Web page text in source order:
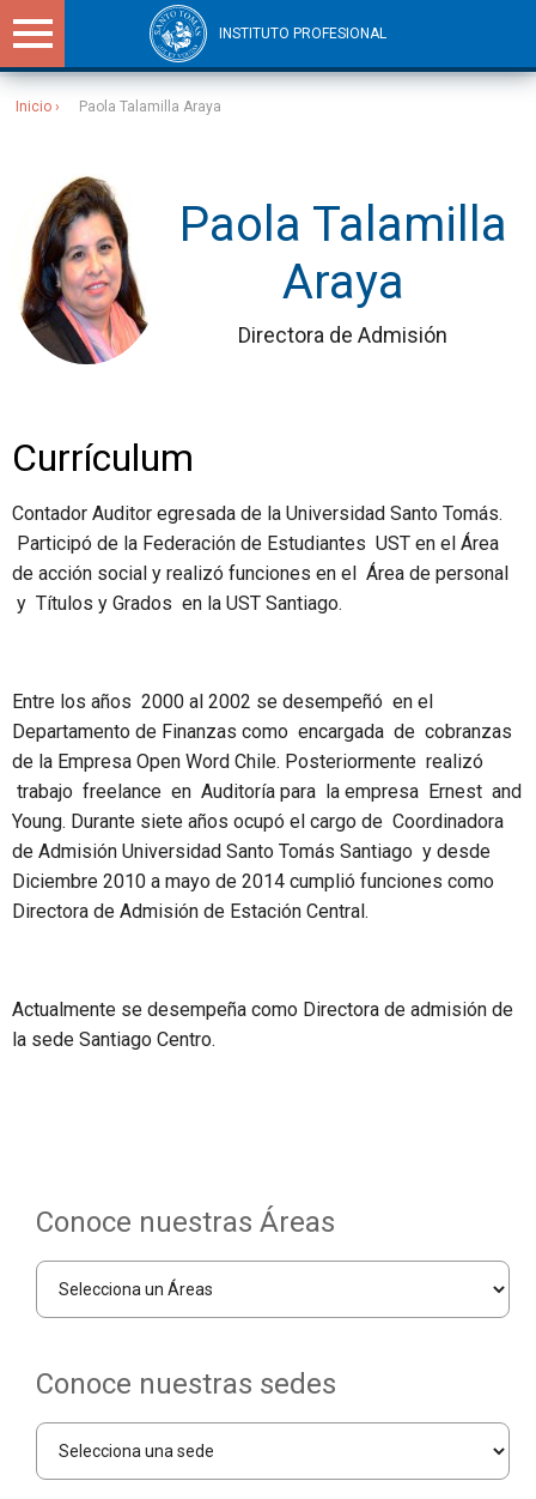
INSTITUTO PROFESIONAL
Inicio Paola Talamilla Araya
Paola Talamilla
Araya
Directora de Admisión
Currículum
Contador Auditor egresada de la Universidad Santo Tomás.
Participó de la Federación de Estudiantes UST en el Área
de acción social y realizó funciones en el Área de personal
y Títulos y Grados en la UST Santiago.
Entre los años 2000 al 2002 se desempeñó en el
Departamento de Finanzas como encargada de cobranzas
de la Empresa Open Word Chile. Posteriormente realizó
trabajo freelance en Auditoría para la empresa Ernest and
Young. Durante siete años ocupó el cargo de Coordinadora
de Admisión Universidad Santo Tomás Santiago y desde
Diciembre 2010 a mayo de 2014 cumplió funciones como
Directora de Admisión de Estación Central.
Actualmente se desempeña como Directora de admisión de
la sede Santiago Centro.
Conoce nuestras Áreas
Conoce nuestras sedes